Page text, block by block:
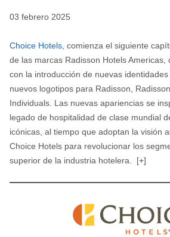
03 febrero 2025
Choice Hotels, comienza el siguiente
de las marcas Radisson Hotels Americas,
con la introducción de nuevas
nuevos logotipos para Radisson,
Individuals. Las nuevas apariencias se
legado de hospitalidad de clase mundial
icónicas, al tiempo que adoptan la visión
Choice Hotels para revolucionar los
superior de la industria hotelera. [+]